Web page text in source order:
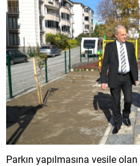
Parkın yapılmasına vesile